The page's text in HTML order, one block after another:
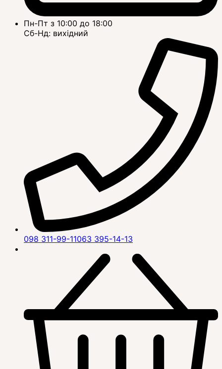
Пн-Пт з 10:00 до 18:00
Сб-Нд: вихідний
098 311-99-11063 395-14-13